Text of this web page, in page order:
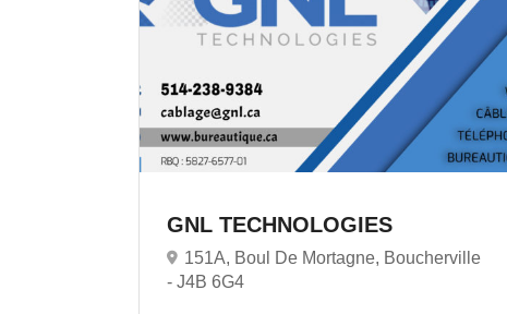
GNL TECHNOLOGIES
151A, Boul De Mortagne, Boucherville
- J4B 6G4